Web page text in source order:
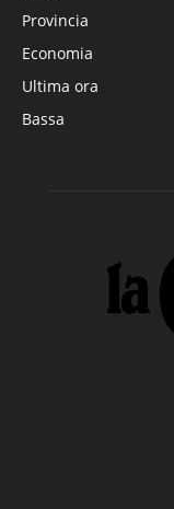
Provincia
Economia
Ultima ora
Bassa